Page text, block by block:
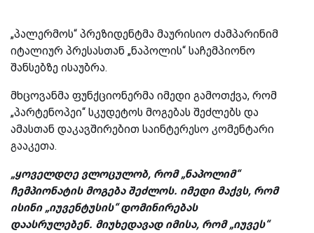
„პალერმოს“ პრეზიდენტმა მაურისიო ძამპარინიმ
იტალიურ პრესასთან „ნაპოლის“ საჩემპიონო
შანსებზე ისაუბრა.
მხცოვანმა ფუნქციონერმა იმედი გამოთქვა, რომ
„პარტენოპეი“ სკუდეტოს მოგებას შეძლებს და
ამასთან დაკავშირებით საინტერესო კომენტარი
გააკეთა.
„ყოველდღე ვლოცულობ, რომ „ნაპოლიმ“
ჩემპიონატის მოგება შეძლოს. იმედი მაქვს, რომ
ისინი „იუვენტუსის“ დომინირებას
დაასრულებენ. მიუხედავად იმისა, რომ „იუვეს“